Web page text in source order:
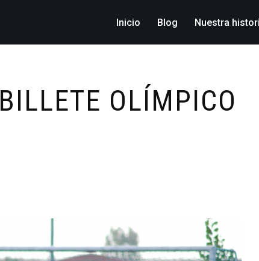
Inicio Blog Nuestra
OLÍMPICO